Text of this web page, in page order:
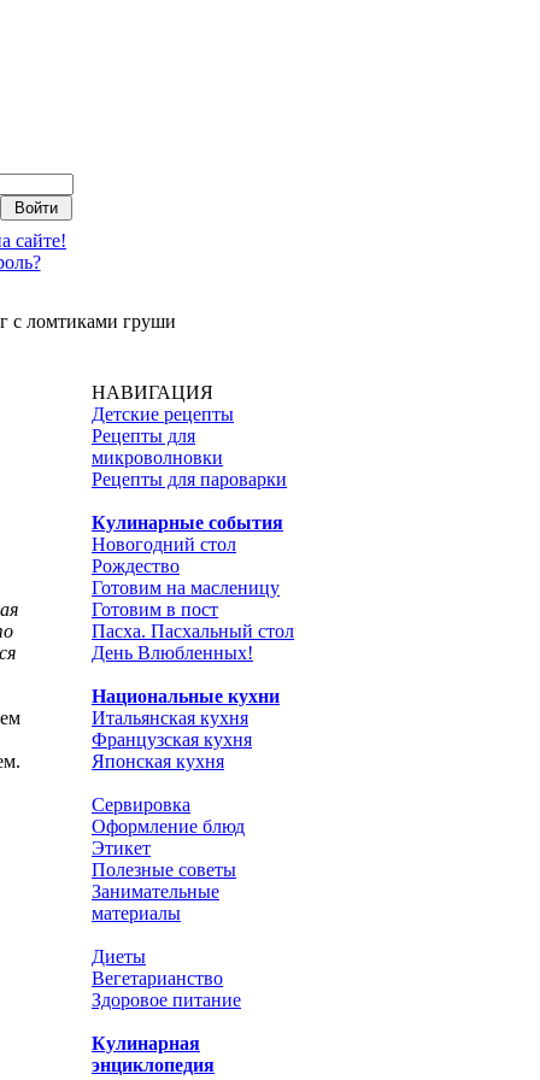
сайте!
с ломтиками груши
НАВИГАЦИЯ
Детские рецепты
Рецепты для
микроволновки
Рецепты для пароварки
Кулинарные события
Новогодний стол
Рождество
Готовим на масленицу
Готовим в пост
Пасха. Пасхальный стол
День Влюбленных!
Национальные кухни
Итальянская кухня
Французская кухня
Японская кухня
Сервировка
Оформление блюд
Этикет
Полезные советы
Занимательные
материалы
Диеты
Вегетарианство
Здоровое питание
Кулинарная
энциклопедия